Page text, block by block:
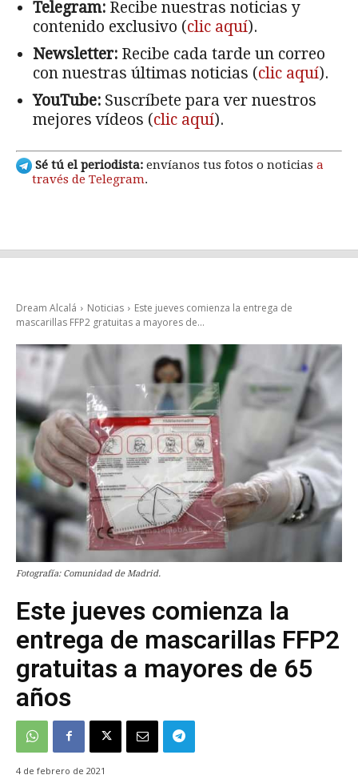
Telegram: Recibe nuestras noticias y
contenido exclusivo (clic aquí).
Newsletter: Recibe cada tarde un correo
con nuestras últimas noticias (clic aquí).
YouTube: Suscríbete para ver nuestros
mejores vídeos (clic aquí).
Sé tú el periodista: envíanos tus fotos o noticias a
través de Telegram.